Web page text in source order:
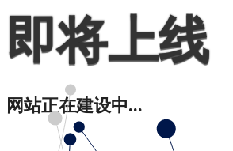
即将上线
网站正在建设中...